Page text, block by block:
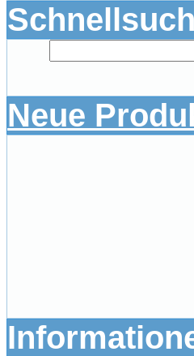
Neue